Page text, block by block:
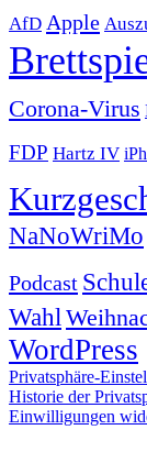
AfD Apple
Corona-Virus
FDP Hartz IV
NaNoWriMo
Podcast
Wahl
WordPress
Privatsphäre-
Historie der
Einwilligungen